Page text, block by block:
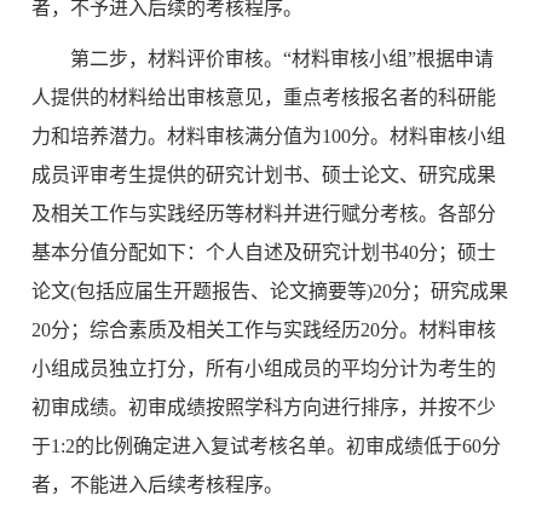
者，不予进入后续的考核程序。
第二步，材料评价审核。“材料审核小组”根据申请
人提供的材料给出审核意见，重点考核报名者的科研能
力和培养潜力。材料审核满分值为100分。材料审核小组
成员评审考生提供的研究计划书、硕士论文、研究成果
及相关工作与实践经历等材料并进行赋分考核。各部分
基本分值分配如下：个人自述及研究计划书40分；硕士
论文(包括应届生开题报告、论文摘要等)20分；研究成果
20分；综合素质及相关工作与实践经历20分。材料审核
小组成员独立打分，所有小组成员的平均分计为考生的
初审成绩。初审成绩按照学科方向进行排序，并按不少
于1:2的比例确定进入复试考核名单。初审成绩低于60分
者，不能进入后续考核程序。